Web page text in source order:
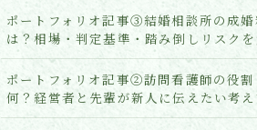
ポートフォリオ記事③結婚相談所の成婚
は？相場・判定基準・踏み倒しリスク
ポートフォリオ記事②訪問看護師の役割
何？経営者と先輩が新人に伝えたい考